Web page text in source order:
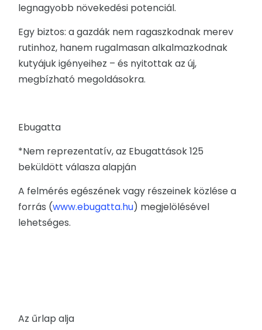
legnagyobb növekedési potenciál.
Egy biztos: a gazdák nem ragaszkodnak merev
rutinhoz, hanem rugalmasan alkalmazkodnak
kutyájuk igényeihez – és nyitottak az új,
megbízható megoldásokra.
Ebugatta
*Nem reprezentatív, az Ebugattások 125
beküldött válasza alapján
A felmérés egészének vagy részeinek közlése a
forrás (www.ebugatta.hu) megjelölésével
lehetséges.
Az űrlap alja